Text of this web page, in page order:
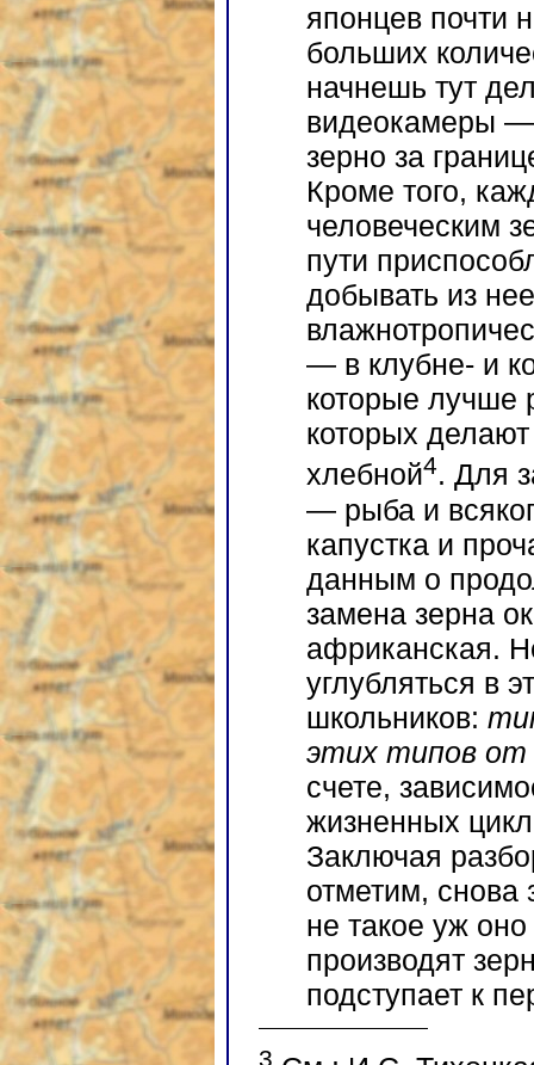
японцев почти
больших
начнешь тут
видеокамеры —
зерно за
Кроме того,
человеческим
пути
добывать из
— в клубне- и
которые лучше
которых
хлебной4. Для
— рыба и
капустка и
данным о
замена зерна
африканская.
углубляться в
школьников:
этих типов от
счете,
жизненных
Заключая
отметим, снова
не такое уж
производят
подступает к
3